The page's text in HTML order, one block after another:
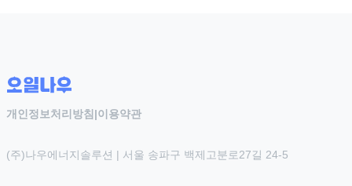
개인정보처리방침 |이용약관
(주)나우에너지솔루션 | 서울 송파구 백제고분로27길 24-5